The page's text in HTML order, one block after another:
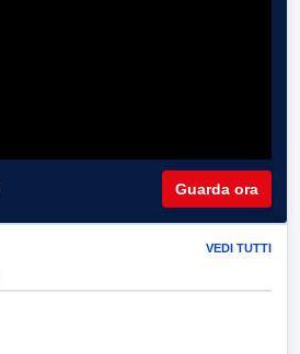
Guarda ora
VEDI TUTTI